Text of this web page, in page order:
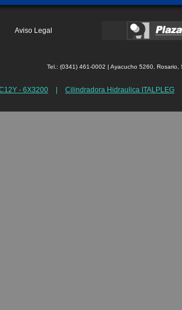
Aviso Legal
Tel.: (0341) 461-0002 | Ayacucho 5260,
- 6X3200 Cilindradora Hidraulica ITALPLEG